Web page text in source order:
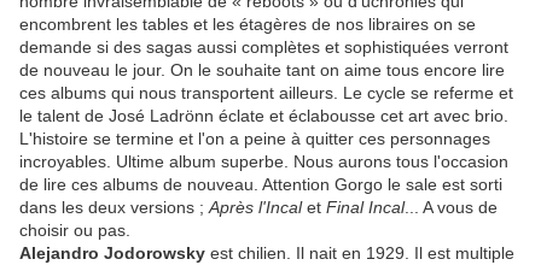
encombrent les tables et les étagères de nos libraires on se
demande si des sagas aussi complètes et sophistiquées verront
de nouveau le jour. On le souhaite tant on aime tous encore lire
ces albums qui nous transportent ailleurs. Le cycle se referme et
le talent de José Ladrönn éclate et éclabousse cet art avec brio.
L'histoire se termine et l'on a peine à quitter ces personnages
incroyables. Ultime album superbe. Nous aurons tous l'occasion
de lire ces albums de nouveau. Attention Gorgo le sale est sorti
dans les deux versions ; Après l'Incalet Final Incal... A vous de
choisir ou pas.
Alejandro Jodorowsky est chilien. Il nait en 1929. Il est multiple